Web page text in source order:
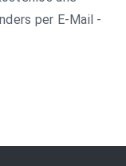
per E-Mail -